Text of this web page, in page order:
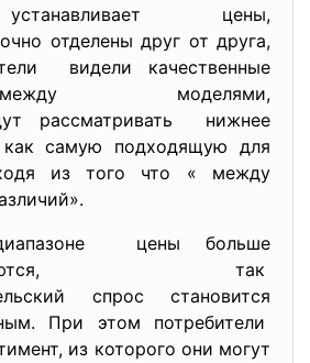
устанавливает цены,
отделены друг от друга,
видели качественные
между моделями,
рассматривать нижнее
как самую подходящую для
из того что « между
цены больше
так
спрос становится
При этом потребители
из которого они могут